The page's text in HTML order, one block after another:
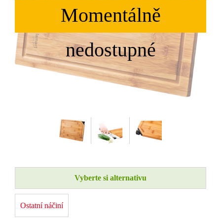
Vyberte si alternativu
Ostatní náčiní